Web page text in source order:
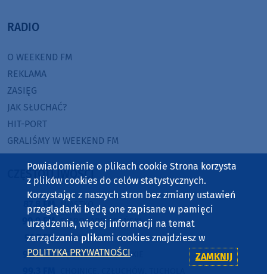
RADIO
O WEEKEND FM
REKLAMA
ZASIĘG
JAK SŁUCHAĆ?
HIT-PORT
GRALIŚMY W WEEKEND FM
CZĘSTOTLIWOŚCI
87,8 FM MIASTKO
90,9 FM STAROGARD GDAŃSKI
91,7 FM KOŚCIERZYNA
92,6 FM SĘPÓLNO KRAJEŃSKIE
Powiadomienie o plikach cookie Strona korzysta
z plików cookies do celów statystycznych.
Korzystając z naszych stron bez zmiany ustawień
przeglądarki będą one zapisane w pamięci
urządzenia, więcej informacji na temat
zarządzania plikami cookies znajdziesz w
POLITYKA PRYWATNOŚCI. ZAMKNIJ